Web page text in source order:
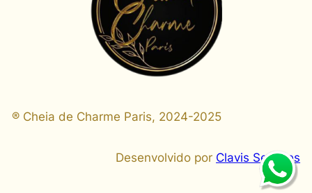
® Cheia de Charme Paris, 2024-2025
Desenvolvido por Clavis Services